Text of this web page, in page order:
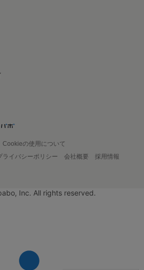
Cookieの使用について
ライバシーポリシー 会社概要
採用情報
Inc. All rights reserved.